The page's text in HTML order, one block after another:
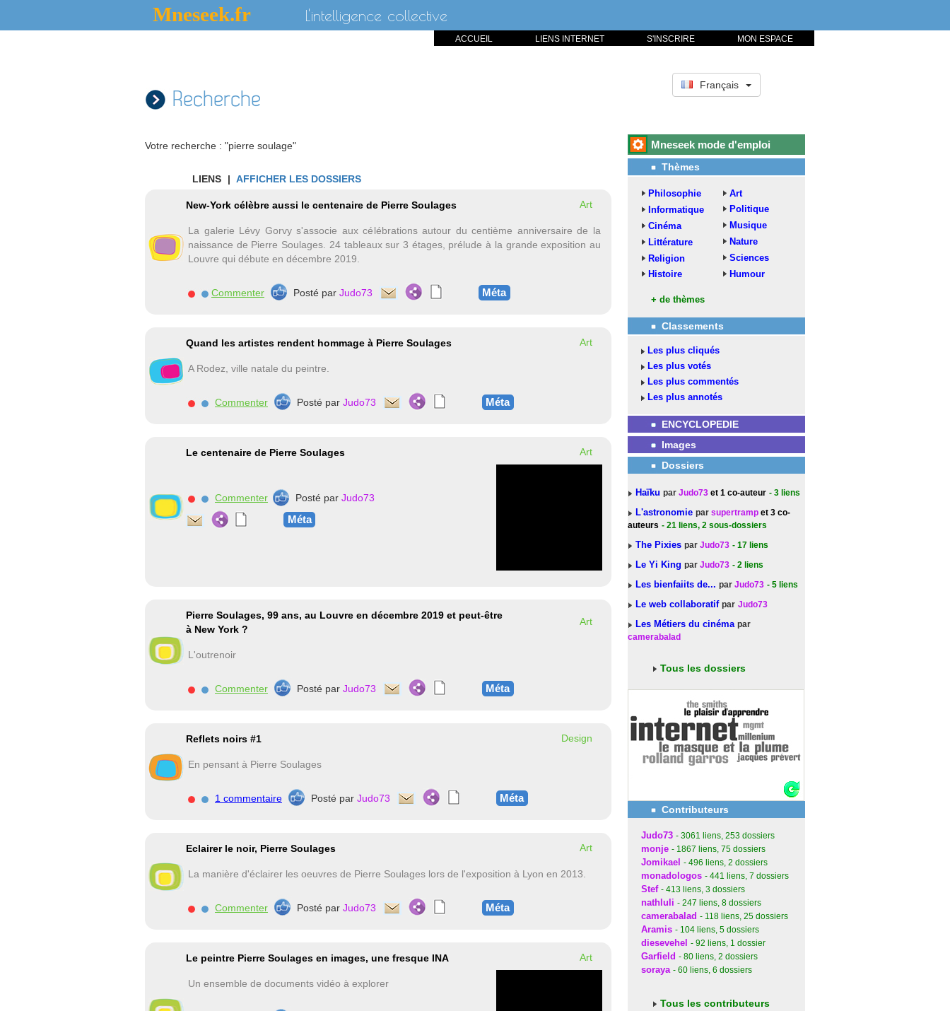
Mneseek.fr L'intelligence collective
MON ESPACE
S'INSCRIRE
LIENS INTERNET
ACCUEIL
Français
Recherche
Votre recherche : "pierre soulage"
LIENS | AFFICHER LES DOSSIERS
New-York célèbre aussi le centenaire de Pierre Soulages Art
La galerie Lévy Gorvy s'associe aux célébrations autour du centième anniversaire de la
naissance de Pierre Soulages. 24 tableaux sur 3 étages, prélude à la grande exposition au
Louvre qui débute en décembre 2019.
Commenter Posté par Judo73 Méta
Quand les artistes rendent hommage à Pierre Soulages Art
A Rodez, ville natale du peintre.
Commenter Posté par Judo73 Méta
Le centenaire de Pierre Soulages Art
Commenter Posté par Judo73
Méta
Pierre Soulages, 99 ans, au Louvre en décembre 2019 et peut-être
à New York ?
Art
L'outrenoir
Commenter Posté par Judo73 Méta
Reflets noirs #1 Design
En pensant à Pierre Soulages
1 commentaire Posté par Judo73 Méta
Eclairer le noir, Pierre Soulages Art
La manière d'éclairer les oeuvres de Pierre Soulages lors de l'exposition à Lyon en 2013.
Commenter Posté par Judo73 Méta
Le peintre Pierre Soulages en images, une fresque INA Art
Un ensemble de documents vidéo à explorer
Mneseek mode d'emploi
Thèmes
Philosophie
Informatique
Cinéma
Littérature
Religion
Histoire
Art
Politique
Musique
Nature
Sciences
Humour
+ de thèmes
Classements
Les plus cliqués
Les plus votés
Les plus commentés
Les plus annotés
ENCYCLOPEDIE
Images
Dossiers
Haïku par Judo73 et 1 co-auteur - 3 liens
L'astronomie par supertramp et 3 co-
auteurs - 21 liens, 2 sous-dossiers
The Pixies par Judo73 - 17 liens
Le Yi King par Judo73 - 2 liens
Les bienfaiits de... par Judo73 - 5 liens
Le web collaboratif par Judo73
Les Métiers du cinéma par
camerabalad
Tous les dossiers
Contributeurs
Judo73 - 3061 liens, 253 dossiers
monje - 1867 liens, 75 dossiers
Jomikael - 496 liens, 2 dossiers
monadologos - 441 liens, 7 dossiers
Stef - 413 liens, 3 dossiers
nathluli - 247 liens, 8 dossiers
camerabalad - 118 liens, 25 dossiers
Aramis - 104 liens, 5 dossiers
diesevehel - 92 liens, 1 dossier
Garfield - 80 liens, 2 dossiers
soraya - 60 liens, 6 dossiers
Tous les contributeurs